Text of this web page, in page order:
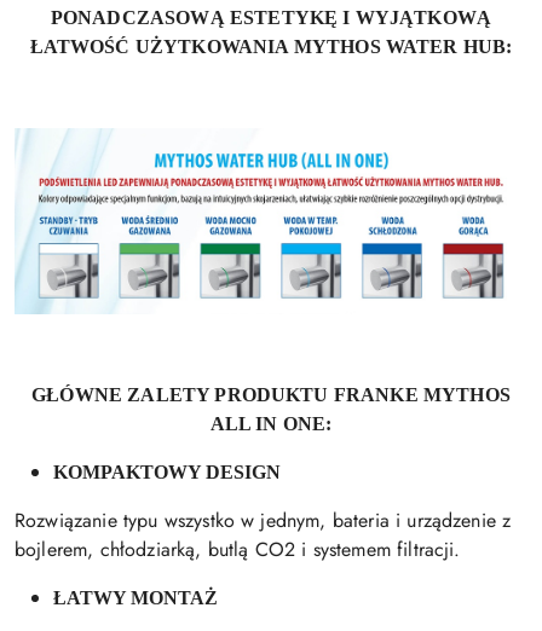
PONADCZASOWĄ ESTETYKĘI WYJĄTKOWĄ
ŁATWOŚĆ UŻYTKOWANIA MYTHOS WATER HUB:
GŁÓWNE ZALETY PRODUKTU FRANKE MYTHOS
ALL IN ONE:
KOMPAKTOWY DESIGN
Rozwiązanie typu wszystko w jednym, bateria i urządzenie z
bojlerem, chłodziarką, butlą CO2 i systemem filtracji.
ŁATWY MONTAŻ